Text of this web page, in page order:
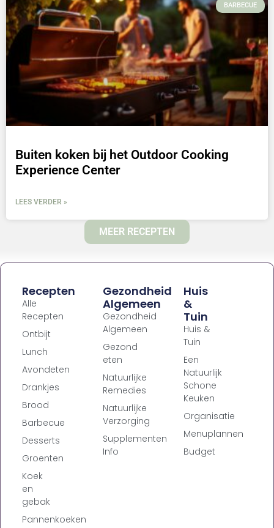
BARBECUE
Buiten koken bij het Outdoor Cooking
Experience Center
LEES VERDER »
MEER RECEPTEN
Recepten
Alle
Recepten
Ontbijt
Lunch
Avondeten
Drankjes
Brood
Barbecue
Desserts
Groenten
Koek
en
gebak
Pannenkoeken
Gezondheid
Algemeen
Gezondheid
Algemeen
Gezond
eten
Natuurlijke
Remedies
Natuurlijke
Verzorging
Supplementen
Info
Huis
&
Tuin
Huis &
Tuin
Een
Natuurlijk
Schone
Keuken
Organisatie
Menuplannen
Budget